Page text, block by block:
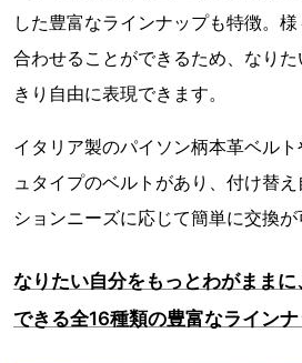
した豊富なラインナップも特徴。
合わせることができるため、なり
きり自由に表現できます。
イタリア製のパイソン柄本革ベル
ュタイプのベルトがあり、付け替
ションニーズに応じて簡単に交換が
なりたい自分をもっとわがまま
できる全16種類の豊富なライン